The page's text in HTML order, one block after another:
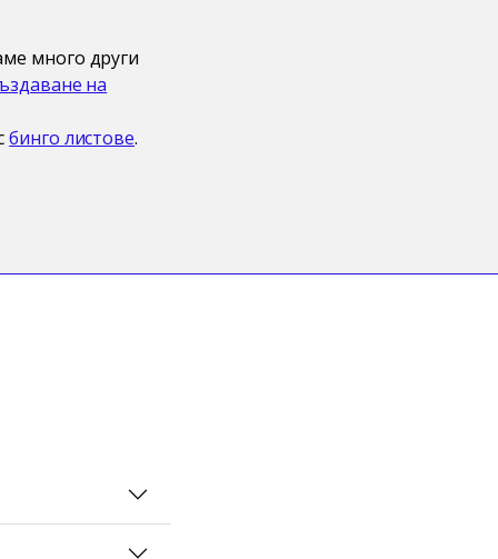
много други
на
бинго листове.